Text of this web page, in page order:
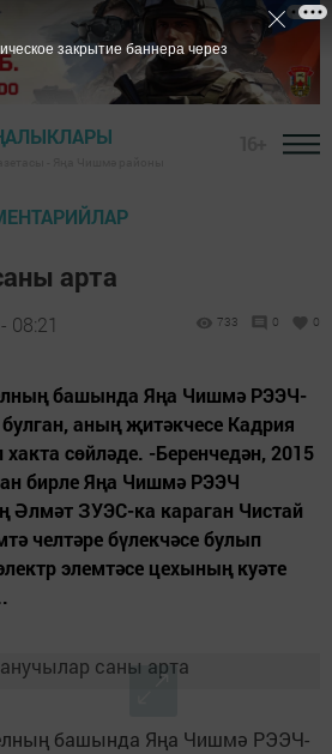
арта
08:21 733 0 0
башында Яңа Чишмә РЭЭЧ-
аның җитәкчесе Кадрия
сөйләде. -Беренчедән, 2015
бирле Яңа Чишмә РЭЭЧ
Әлмәт ЗУЭС-ка караган Чистай
челтәре бүлекчәсе булып
элемтәсе цехының куәте
башында Яңа Чишмә РЭЭЧ-
закрытие баннера через